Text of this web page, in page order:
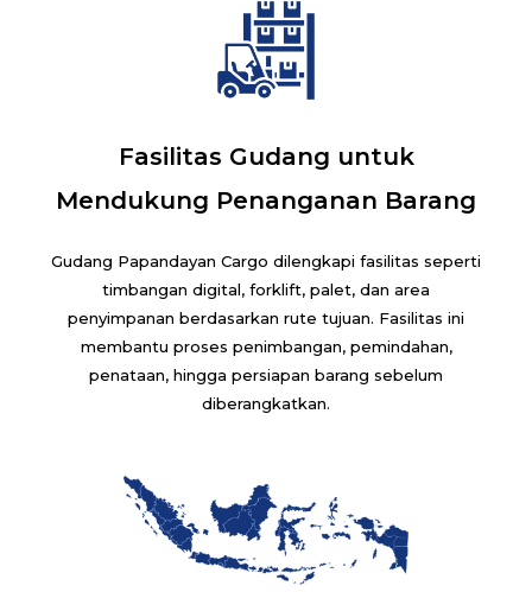
Fasilitas Gudang untuk
Mendukung Penanganan Barang
Gudang Papandayan Cargo dilengkapi fasilitas seperti
timbangan digital, forklift, palet, dan area
penyimpanan berdasarkan rute tujuan. Fasilitas ini
membantu proses penimbangan, pemindahan,
penataan, hingga persiapan barang sebelum
diberangkatkan.